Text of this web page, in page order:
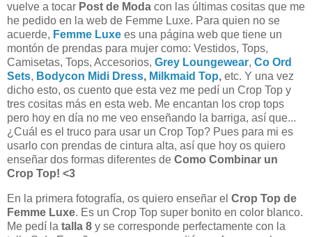
vuelve a tocar Post de Moda con las últimas cositas que me
he pedido en la web de Femme Luxe. Para quien no se
acuerde, Femme Luxe es una página web que tiene un
montón de prendas para mujer como: Vestidos, Tops,
Camisetas, Tops, Accesorios, Grey Loungewear, Co Ord
Sets, Bodycon Midi Dress, Milkmaid Top, etc. Y una vez
dicho esto, os cuento que esta vez me pedí un Crop Top y
tres cositas más en esta web. Me encantan los crop tops
pero hoy en día no me veo enseñando la barriga, así que...
¿Cuál es el truco para usar un Crop Top? Pues para mi es
usarlo con prendas de cintura alta, así que hoy os quiero
enseñar dos formas diferentes de Como Combinar un
Crop Top! <3
En la primera fotografía, os quiero enseñar el Crop Top de
Femme Luxe. Es un Crop Top super bonito en color blanco.
Me pedí la talla 8 y se corresponde perfectamente con la